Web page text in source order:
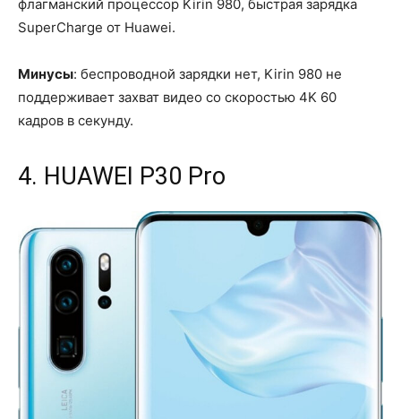
флагманский процессор Kirin 980, быстрая зарядка
SuperCharge от Huawei.
Минусы: беспроводной зарядки нет, Kirin 980 не
поддерживает захват видео со скоростью 4K 60
кадров в секунду.
4. HUAWEI P30 Pro